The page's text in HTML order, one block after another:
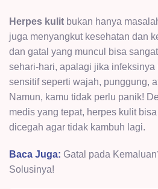
Herpes kulit bukan hanya
juga menyangkut kesehatan dan
dan gatal yang muncul bisa
sehari-hari, apalagi jika infeksinya
sensitif seperti wajah, punggung,
Namun, kamu tidak perlu panik!
medis yang tepat, herpes kulit
dicegah agar tidak kambuh lagi.
Baca Juga: Gatal pada
Solusinya!